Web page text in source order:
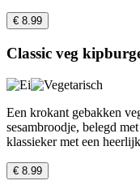
€ 8.99
Classic veg
Een krokant gebakken
sesambroodje, belegd
klassieker met een
€ 8.99